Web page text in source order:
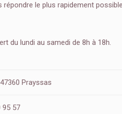
répondre le plus rapidement
du lundi au samedi de 8h à 18h.
Prayssas
95 57